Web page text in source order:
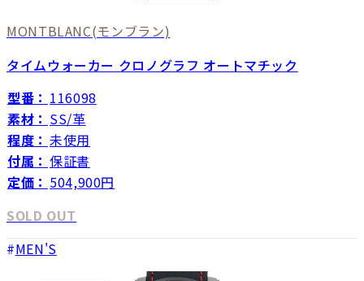
MONTBLANC(モンブラン)
タイムウォーカー クロノグラフ オートマチック
型番： 116098
素材： SS/革
程度： 未使用
付属： 保証書
定価： 504,900円
SOLD OUT
MEN'S